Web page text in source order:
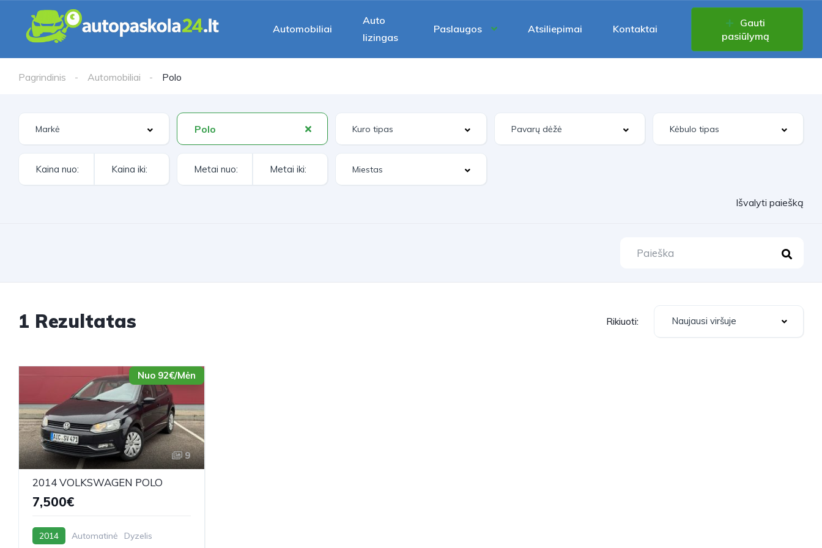
Automobiliai
Auto
lizingas
Paslaugos Atsiliepimai Kontaktai
Gauti
pasiūlymą
Pagrindinis Automobiliai Polo
Polo
Išvalyti paiešką
1 Rezultatas Rikiuoti: Naujausi viršuje
Nuo 92€/Mėn
9
2014 VOLKSWAGEN POLO
7,500€
2014 Automatinė Dyzelis